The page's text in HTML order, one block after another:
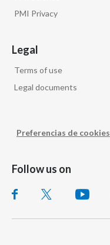
PMI Privacy
Legal
Terms of use
Legal documents
Preferencias de cookies
Follow us on